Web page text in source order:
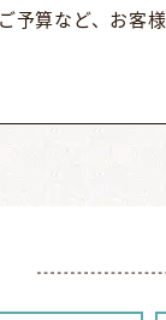
予算など、お客